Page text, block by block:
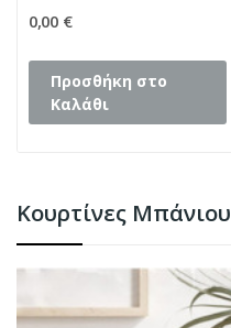
Κουρτίνες Μπάνιου
0,00 €
Προσθήκη στο
Καλάθι